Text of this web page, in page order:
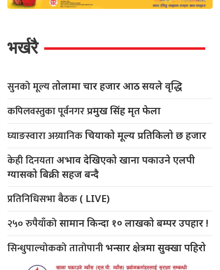
भर्खरै
सुनको मूल्यतोलामा चार हजार आठ सयले वृद्धि
कपिलवस्तुका पूर्वनगरप्रमुख सिंह मृत फेला
घ्याङस्वारा अग्र्यानिकचियाको मूल्य प्रतिकिलो छ हजार
केही दिनयताअभाव देखिएको खाना पकाउने एलपी
ग्यासको बिक्री सहज बन्दै
प्रतिनिधिसभा बैठक ( LIVE)
२५० रुपैयाँकोसामान किन्दा १० लाखको बम्पर उपहार !
सिन्धुपाल्चोकको तातोपानीभन्सार क्षेत्रमा सुक्खा पहिरो